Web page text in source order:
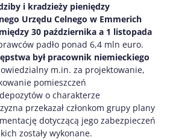
i kradzieży pieniędzy
Urzędu Celnego w Emmerich
30 października a 1 listopada
padło ponad 6,4 mln euro.
był pracownik niemieckiego
m.in. za projektowanie,
pomieszczeń
o charakterze
przekazał członkom grupy plany
dotyczącą jego zabezpieczeń
zostały wykonane.